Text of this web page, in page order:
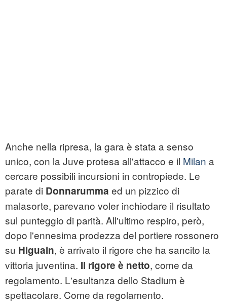
Anche nella ripresa, la gara è stata a senso
unico, con la Juve protesa all'attacco e il Milan a
cercare possibili incursioni in contropiede. Le
parate di Donnarumma ed un pizzico di
malasorte, parevano voler inchiodare il risultato
sul punteggio di parità. All'ultimo respiro, però,
dopo l'ennesima prodezza del portiere rossonero
su Higuain, è arrivato il rigore che ha sancito la
vittoria juventina. Il rigore è netto, come da
regolamento. L'esultanza dello Stadium è
spettacolare. Come da regolamento.